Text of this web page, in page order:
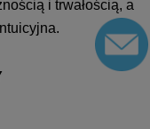
i trwałością, a